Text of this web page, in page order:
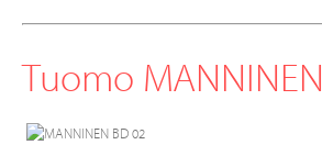
Tuomo MANNINEN